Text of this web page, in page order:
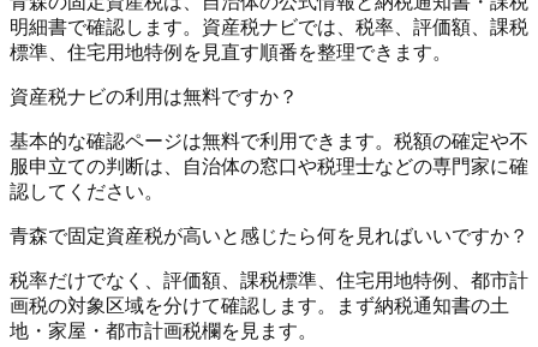
明細書で確認します。資産税ナビでは、税率、評価額、課税
標準、住宅用地特例を見直す順番を整理できます。
資産税ナビの利用は無料ですか？
基本的な確認ページは無料で利用できます。税額の確定や不
服申立ての判断は、自治体の窓口や税理士などの専門家に確
認してください。
青森で固定資産税が高いと感じたら何を見ればいいですか？
税率だけでなく、評価額、課税標準、住宅用地特例、都市計
画税の対象区域を分けて確認します。まず納税通知書の土
地・家屋・都市計画税欄を見ます。